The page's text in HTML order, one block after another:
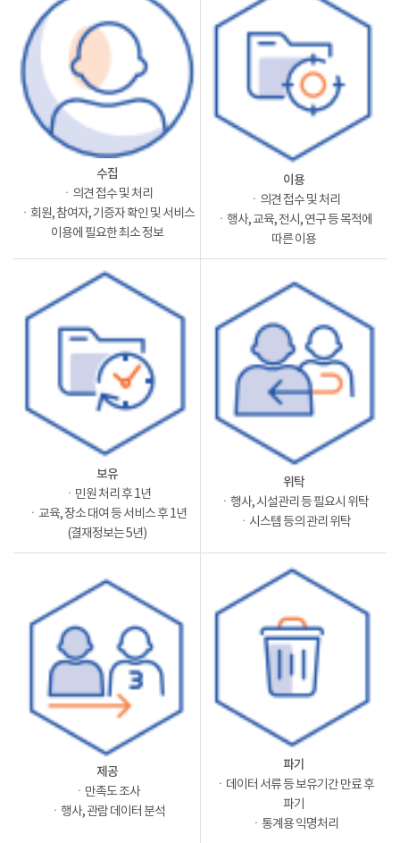
수집
ㆍ의견 접수 및 처리
ㆍ회원, 참여자, 기증자 확인 및 서비스
이용에 필요한 최소 정보
이용
ㆍ의견 접수 및 처리
ㆍ행사, 교육, 전시, 연구 등 목적에
따른 이용
보유
ㆍ민원 처리 후 1년
ㆍ교육, 장소 대여 등 서비스 후 1년
(결재정보는 5년)
위탁
ㆍ행사, 시설관리 등 필요시 위탁
ㆍ시스템 등의 관리 위탁
제공
ㆍ만족도 조사
ㆍ행사, 관람 데이터 분석
파기
ㆍ데이터 서류 등 보유기간 만료 후
파기
ㆍ통계용 익명처리